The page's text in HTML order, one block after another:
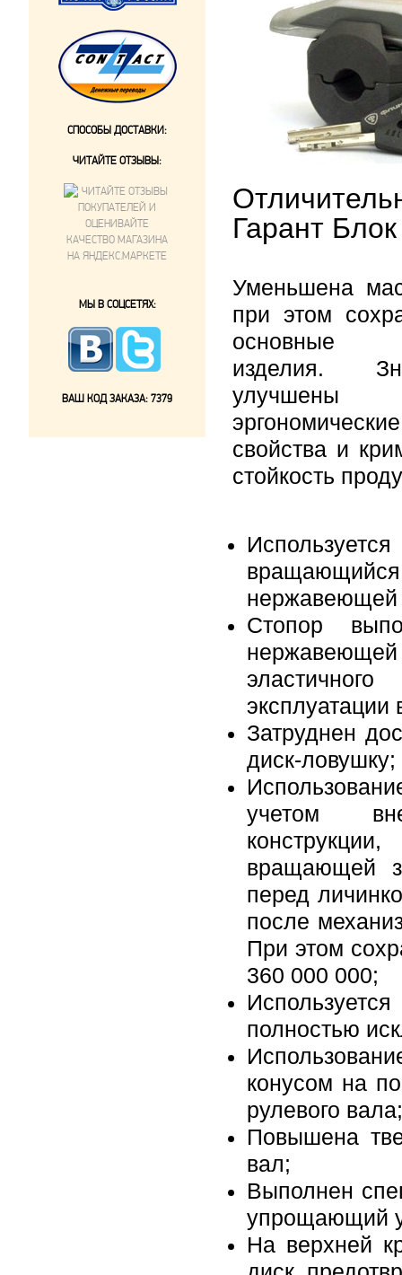
Гарант
Уменьшена
при этом
основные
изделия.
улучшены
эргономические
свойства и
стойкость
нержавеющей
Стопор
эксплуатации
Затруднен
диск-ловушку;
учетом
вращающей
перед
после
При этом
360 000 000;
полностью
конусом на
рулевого вала;
Повышена
вал;
Выполнен
упрощающий
На верхней
СПОСОБЫ ДОСТАВКИ:
ЧИТАЙТЕ ОТЗЫВЫ:
МЫ В СОЦСЕТЯХ:
ВАШ КОД ЗАКАЗА: 7379